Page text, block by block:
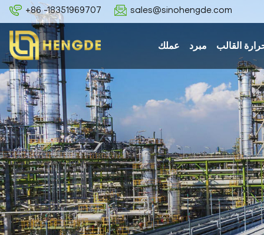
+86 -18351969707 sales@sinohengde.com
عملك مبرد القالب